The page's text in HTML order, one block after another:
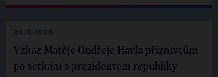
29.7.2026
Vzkaz Matěje Ondřeje Havla příznivcům
po setkání s prezidentem republiky